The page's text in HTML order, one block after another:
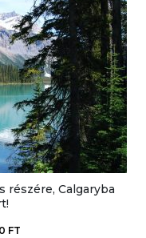
részére, Calgaryba
FT